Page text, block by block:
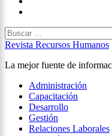
Buscar:
Revista Recursos Humanos
La mejor fuente de
Menú
principal
Administración
Capacitación
Desarrollo
Gestión
Relaciones Laborales